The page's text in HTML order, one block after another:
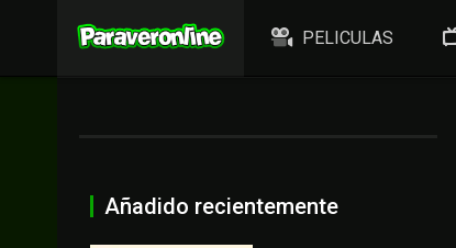
PELICULAS
Añadido recientemente